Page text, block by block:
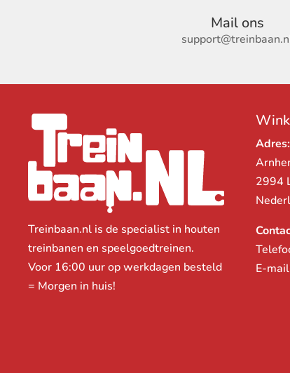
Mail ons
Treinbaan.nl is de specialist in houten
treinbanen en speelgoedtreinen.
Voor 16:00 uur op werkdagen besteld
= Morgen in huis!
Adres:
2994
E-